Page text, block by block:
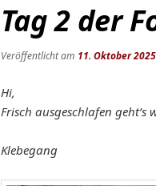
Tag 2 der
Veröffentlicht am 11. Oktober 2025
Hi,
Frisch ausgeschlafen geht’s
Klebegang